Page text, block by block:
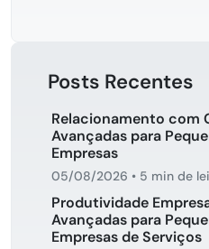
Posts Recentes
Relacionamento com
Avançadas para
Empresas
05/08/2026 • 5 min de
Produtividade
Avançadas para
Empresas de Serviços